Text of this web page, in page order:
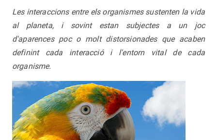
Les interaccions entre els organismes sustenten la vida
al planeta, i sovint estan subjectes a un joc
d'aparences poc o molt distorsionades que acaben
definint cada interacció i l'entorn vital de cada
organisme.